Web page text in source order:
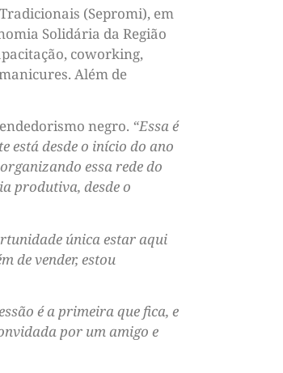
(Sepromi), em
Solidária da Região
coworking,
Além de
negro. “Essa é
está desde o início do ano
essa rede do
produtiva, desde o
única estar aqui
de vender, estou
é a primeira que fica, e
por um amigo e